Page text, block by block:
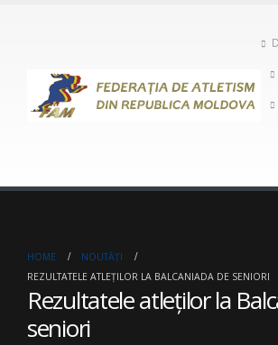
HOME
NOUTĂȚI
REZULTATELE ATLEȚILOR LA BALCANIADA DE SENIORI
Rezultatele atleților la
seniori